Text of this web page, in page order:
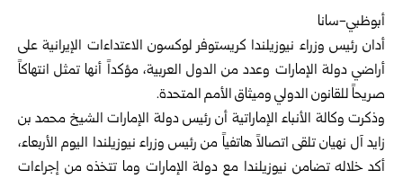
أبوظبي-سانا
أدان رئيس وزراء نيوزيلندا كريستوفر لوكسون الاعتداءات الإيرانية على
أراضي دولة الإمارات وعدد من الدول العربية، مؤكداً أنها تمثل انتهاكاً
صريحاً للقانون الدولي وميثاق الأمم المتحدة.
وذكرت وكالة الأنباء الإماراتية أن رئيس دولة الإمارات الشيخ محمد بن
زايد آل نهيان تلقى اتصالاً هاتفياً من رئيس وزراء نيوزيلندا اليوم الأربعاء،
أكد خلاله تضامن نيوزيلندا مع دولة الإمارات وما تتخذه من إجراءات